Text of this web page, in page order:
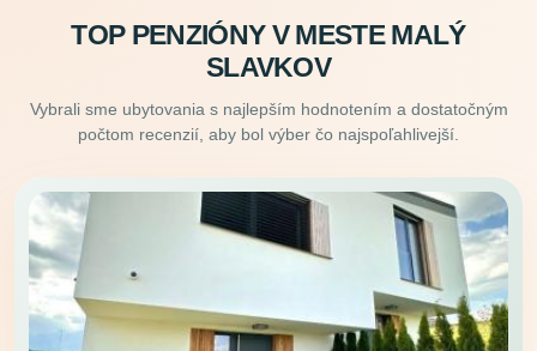
TOP PENZIÓNY V MESTE MALÝ
SLAVKOV
Vybrali sme ubytovania s najlepším hodnotením a dostatočným
počtom recenzií, aby bol výber čo najspoľahlivejší.